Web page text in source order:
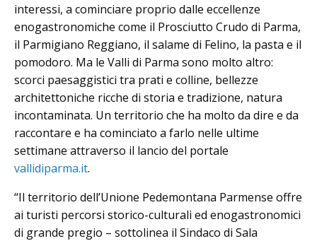
interessi, a cominciare proprio dalle eccellenze
enogastronomiche come il Prosciutto Crudo di Parma,
il Parmigiano Reggiano, il salame di Felino, la pasta e il
pomodoro. Ma le Valli di Parma sono molto altro:
scorci paesaggistici tra prati e colline, bellezze
architettoniche ricche di storia e tradizione, natura
incontaminata. Un territorio che ha molto da dire e da
raccontare e ha cominciato a farlo nelle ultime
settimane attraverso il lancio del portale
vallidiparma.it.
“Il territorio dell’Unione Pedemontana Parmense offre
ai turisti percorsi storico-culturali ed enogastronomici
di grande pregio – sottolinea il Sindaco di Sala